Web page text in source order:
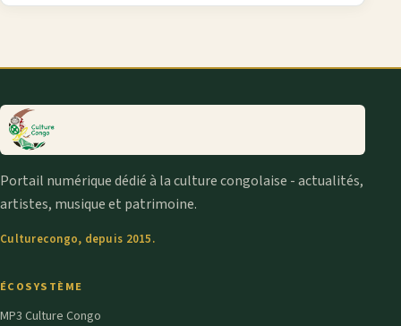
Portail numérique dédié à la culture congolaise - actualités,
artistes, musique et patrimoine.
Culturecongo, depuis 2015.
ÉCOSYSTÈME
MP3 Culture Congo